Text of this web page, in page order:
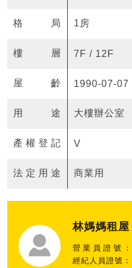
格局 1房
樓層 7F / 12F
屋齡 1990-07-07
用途 大樓辦公室
產權登記 V
法定用途 商業用
林媽媽租屋
營業員證號：
經紀人員證號：